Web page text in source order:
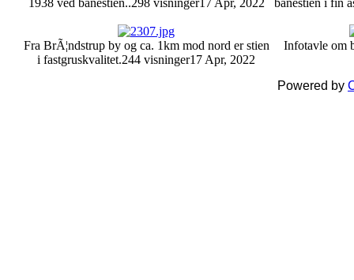
1938 ved banestien..298 visninger17 Apr, 2022
banestien i fin
Fra BrÃ¦ndstrup by og ca. 1km mod nord er stien
i fastgruskvalitet.244 visninger17 Apr, 2022
Infotavle om
Powered by